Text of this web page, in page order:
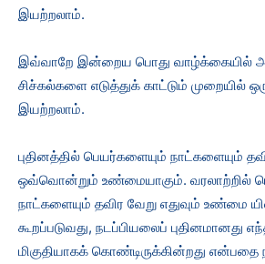
இயற்றலாம்.
இவ்வாறே இன்றைய பொது வாழ்க்கையில்
சிச்கல்களை எடுத்துக் காட்டும் முறையில்
இயற்றலாம்.
புதினத்தில் பெயர்களையும் நாட்களையும்
ஒவ்வொன்றும் உண்மையாகும். வரலாற்றில்
நாட்களையும் தவிர வேறு எதுவும் உண்மை
கூறப்படுவது, நடப்பியலைப் புதினமானது
மிகுதியாகக் கொண்டிருக்கின்றது என்பதை